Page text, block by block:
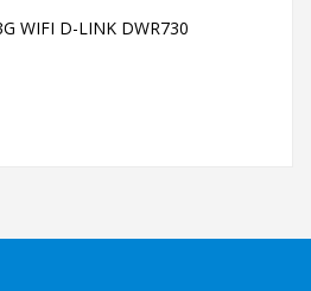
WIFI D-LINK DWR730